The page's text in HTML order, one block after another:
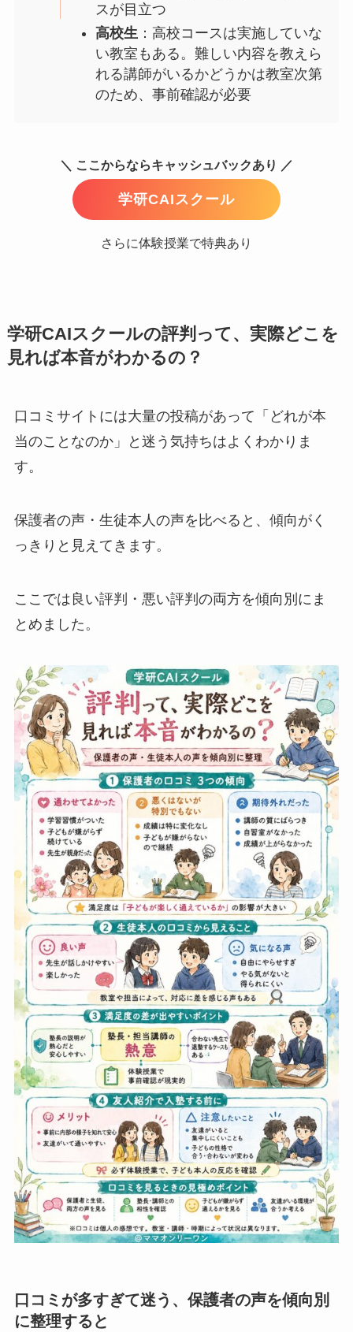
スが目立つ
高校生：高校コースは実施していな
い教室もある。難しい内容を教えら
れる講師がいるかどうかは教室次第
のため、事前確認が必要
＼ ここからならキャッシュバックあり ／
学研CAIスクール
さらに体験授業で特典あり
学研CAIスクールの評判って、実際どこを
見れば本音がわかるの？
口コミサイトには大量の投稿があって「どれが本
当のことなのか」と迷う気持ちはよくわかりま
す。
保護者の声・生徒本人の声を比べると、傾向がく
っきりと見えてきます。
ここでは良い評判・悪い評判の両方を傾向別にま
とめました。
口コミが多すぎて迷う、保護者の声を傾向別
に整理すると